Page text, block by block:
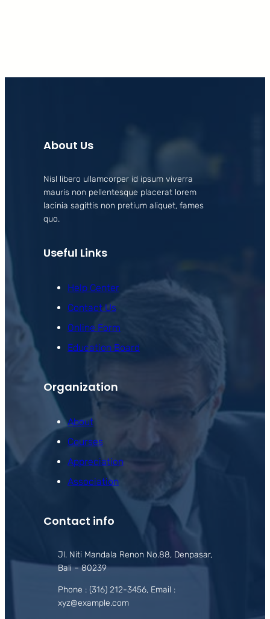
About Us
Nisl libero ullamcorper id ipsum viverra
mauris non pellentesque placerat lorem
lacinia sagittis non pretium aliquet, fames
quo.
Useful Links
Help Center
Contact Us
Online Form
Education Board
Organization
About
Courses
Appreciation
Association
Contact info
Jl. Niti Mandala Renon No.88, Denpasar,
Bali – 80239
Phone : (316) 212-3456, Email :
xyz@example.com